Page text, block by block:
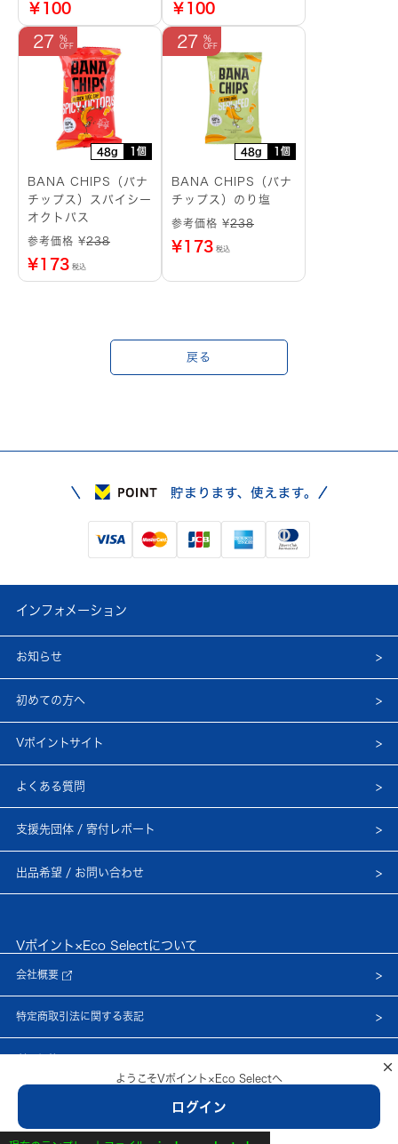
￥100 ￥100
48g 1個
27
BANA CHIPS（バナ
チップス）スパイシー
オクトパス
参考価格 ¥238
¥173 税込
48g 1個
27
BANA CHIPS（バナ
チップス）のり塩
参考価格 ¥238
¥173 税込
戻る
×
ようこそVポイント×Eco Selectへ
ログイン
新規会員登録はこちら
インフォメーション
お知らせ
初めての方へ
Vポイントサイト
よくある質問
支援先団体 / 寄付レポート
出品希望 / お問い合わせ
© Netprice, Inc.
Vポイント×Eco Selectについて
会社概要
特定商取引法に関する表記